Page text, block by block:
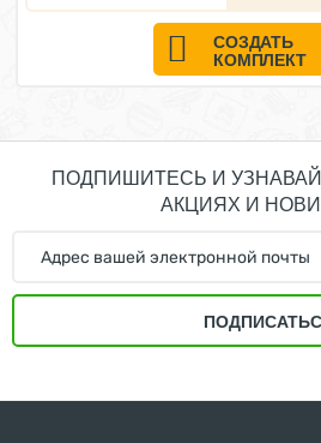
СОЗДАТЬ
КОМПЛЕКТ
ПОДПИШИТЕСЬ И
АКЦИЯХ И